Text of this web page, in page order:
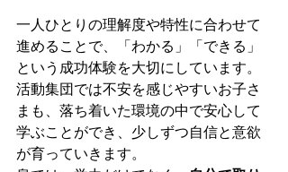
一人ひとりの理解度や特性に合わせて
進めることで、「わかる」「できる」
という成功体験を大切にしています。
活動集団では不安を感じやすいお子さ
まも、落ち着いた環境の中で安心して
学ぶことができ、少しずつ自信と意欲
が育っていきます。